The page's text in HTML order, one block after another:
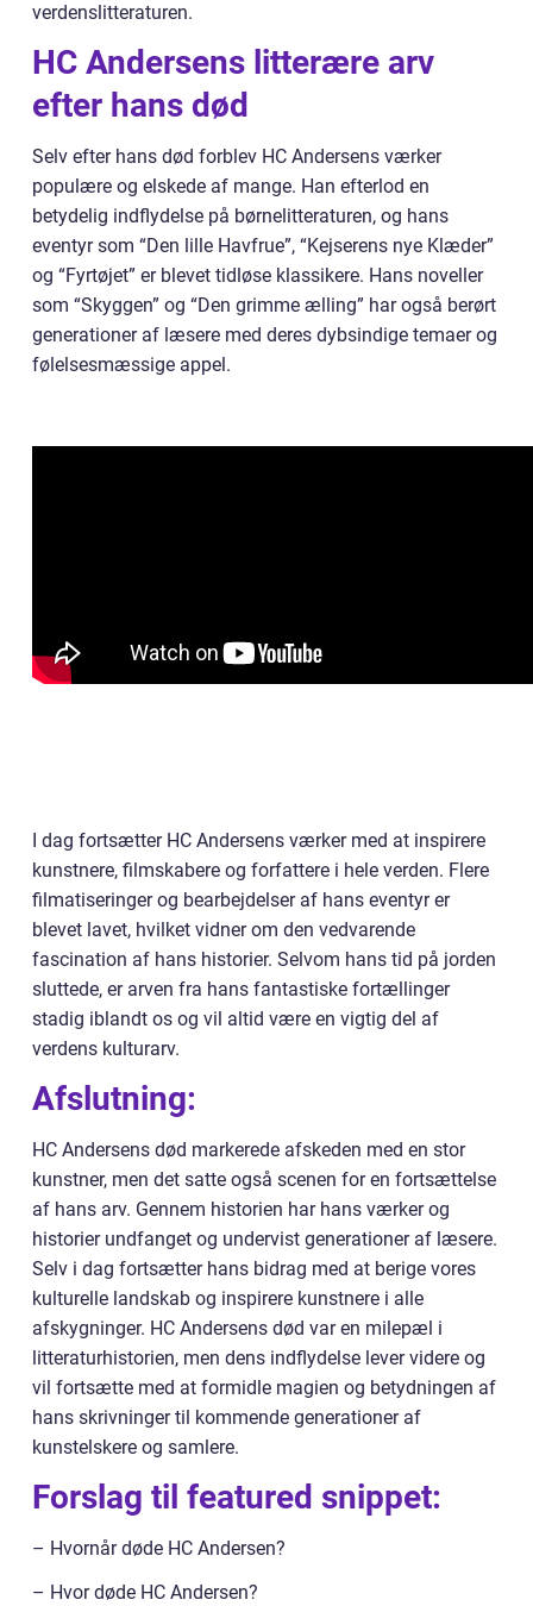
verdenslitteraturen.
HC Andersens litterære arv
efter hans død
Selv efter hans død forblev HC Andersens værker
populære og elskede af mange. Han efterlod en
betydelig indflydelse på børnelitteraturen, og hans
eventyr som “Den lille Havfrue”, “Kejserens nye Klæder”
og “Fyrtøjet” er blevet tidløse klassikere. Hans noveller
som “Skyggen” og “Den grimme ælling” har også berørt
generationer af læsere med deres dybsindige temaer og
følelsesmæssige appel.
I dag fortsætter HC Andersens værker med at inspirere
kunstnere, filmskabere og forfattere i hele verden. Flere
filmatiseringer og bearbejdelser af hans eventyr er
blevet lavet, hvilket vidner om den vedvarende
fascination af hans historier. Selvom hans tid på jorden
sluttede, er arven fra hans fantastiske fortællinger
stadig iblandt os og vil altid være en vigtig del af
verdens kulturarv.
Afslutning:
HC Andersens død markerede afskeden med en stor
kunstner, men det satte også scenen for en fortsættelse
af hans arv. Gennem historien har hans værker og
historier undfanget og undervist generationer af læsere.
Selv i dag fortsætter hans bidrag med at berige vores
kulturelle landskab og inspirere kunstnere i alle
afskygninger. HC Andersens død var en milepæl i
litteraturhistorien, men dens indflydelse lever videre og
vil fortsætte med at formidle magien og betydningen af
hans skrivninger til kommende generationer af
kunstelskere og samlere.
Forslag til featured snippet:
– Hvornår døde HC Andersen?
– Hvor døde HC Andersen?